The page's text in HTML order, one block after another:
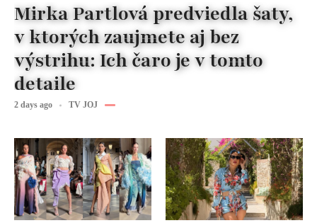
Mirka Partlová predviedla šaty,
v ktorých zaujmete aj bez
výstrihu: Ich čaro je v tomto
detaile
2 days ago TV JOJ